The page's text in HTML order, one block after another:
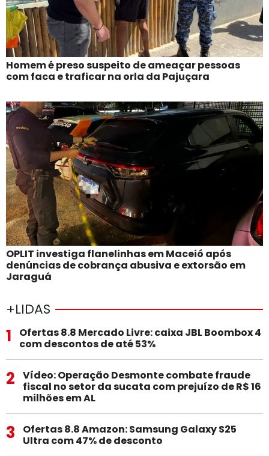
Homem é preso suspeito de ameaçar pessoas
com faca e traficar na orla da Pajuçara
OPLIT investiga flanelinhas em Maceió após
denúncias de cobrança abusiva e extorsão em
Jaraguá
+LIDAS
1
Ofertas 8.8 Mercado Livre: caixa JBL Boombox 4
com descontos de até 53%
2
Vídeo: Operação Desmonte combate fraude
fiscal no setor da sucata com prejuízo de R$ 16
milhões em AL
3
Ofertas 8.8 Amazon: Samsung Galaxy S25
Ultra com 47% de desconto